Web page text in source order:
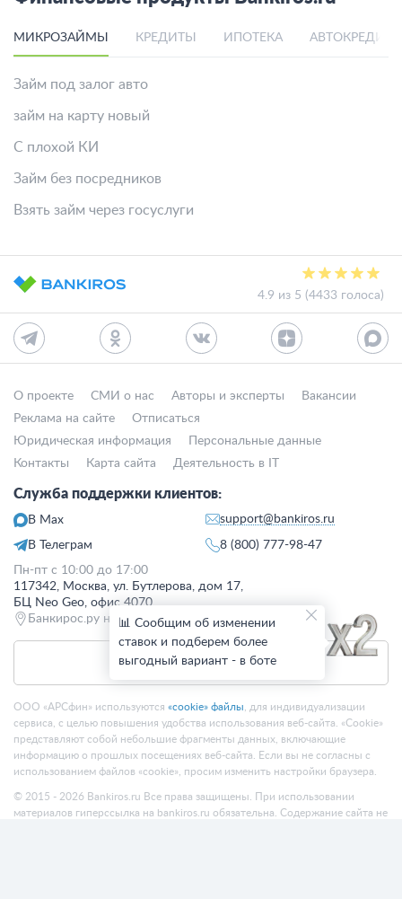
МИКРОЗАЙМЫ КРЕДИТЫ ИПОТЕКА
Займ под залог авто
займ на карту новый
С плохой КИ
Займ без посредников
Взять займ через госуслуги
4.9 из 5 (4433 голоса)
О проекте СМИ о нас Авторы и эксперты
Вакансии
Реклама на сайте
Отписаться
Юридическая информация
Персональные данные
Контакты
Карта сайта Деятельность в IT
Служба поддержки клиентов:
В Max
В Телеграм
support@bankiros.ru
8 (800) 777-98-47
Пн-пт с 10:00 до 17:00
117342, Москва, ул. Бутлерова, дом 17,
БЦ Neo Geo, офис 4070
Банкирос.ру на Яндекс.Картах
Отписаться
ООО «АРСфин» используются «cookie» файлы , для индивидуализации
сервиса, с целью повышения удобства использования веб-сайта. «Cookie»
представляют собой небольшие фрагменты данных, включающие
информацию о прошлых посещениях веб-сайта. Если вы не согласны с
использованием файлов «cookie», просим изменить настройки браузера.
© 2015 - 2026 Bankiros.ru Все права защищены. При использовании
материалов гиперссылка на bankiros.ru обязательна. Содержание сайта не
📊 Сообщим об изменении
ставок и подберем более
выгодный вариант - в боте